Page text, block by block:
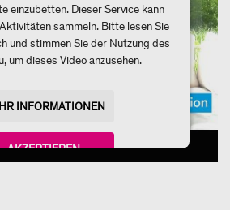
einzubetten. Dieser Service kann
sammeln. Bitte lesen Sie
und stimmen Sie der Nutzung des
um dieses Video anzusehen.
INFORMATIONEN
AKZEPTIEREN